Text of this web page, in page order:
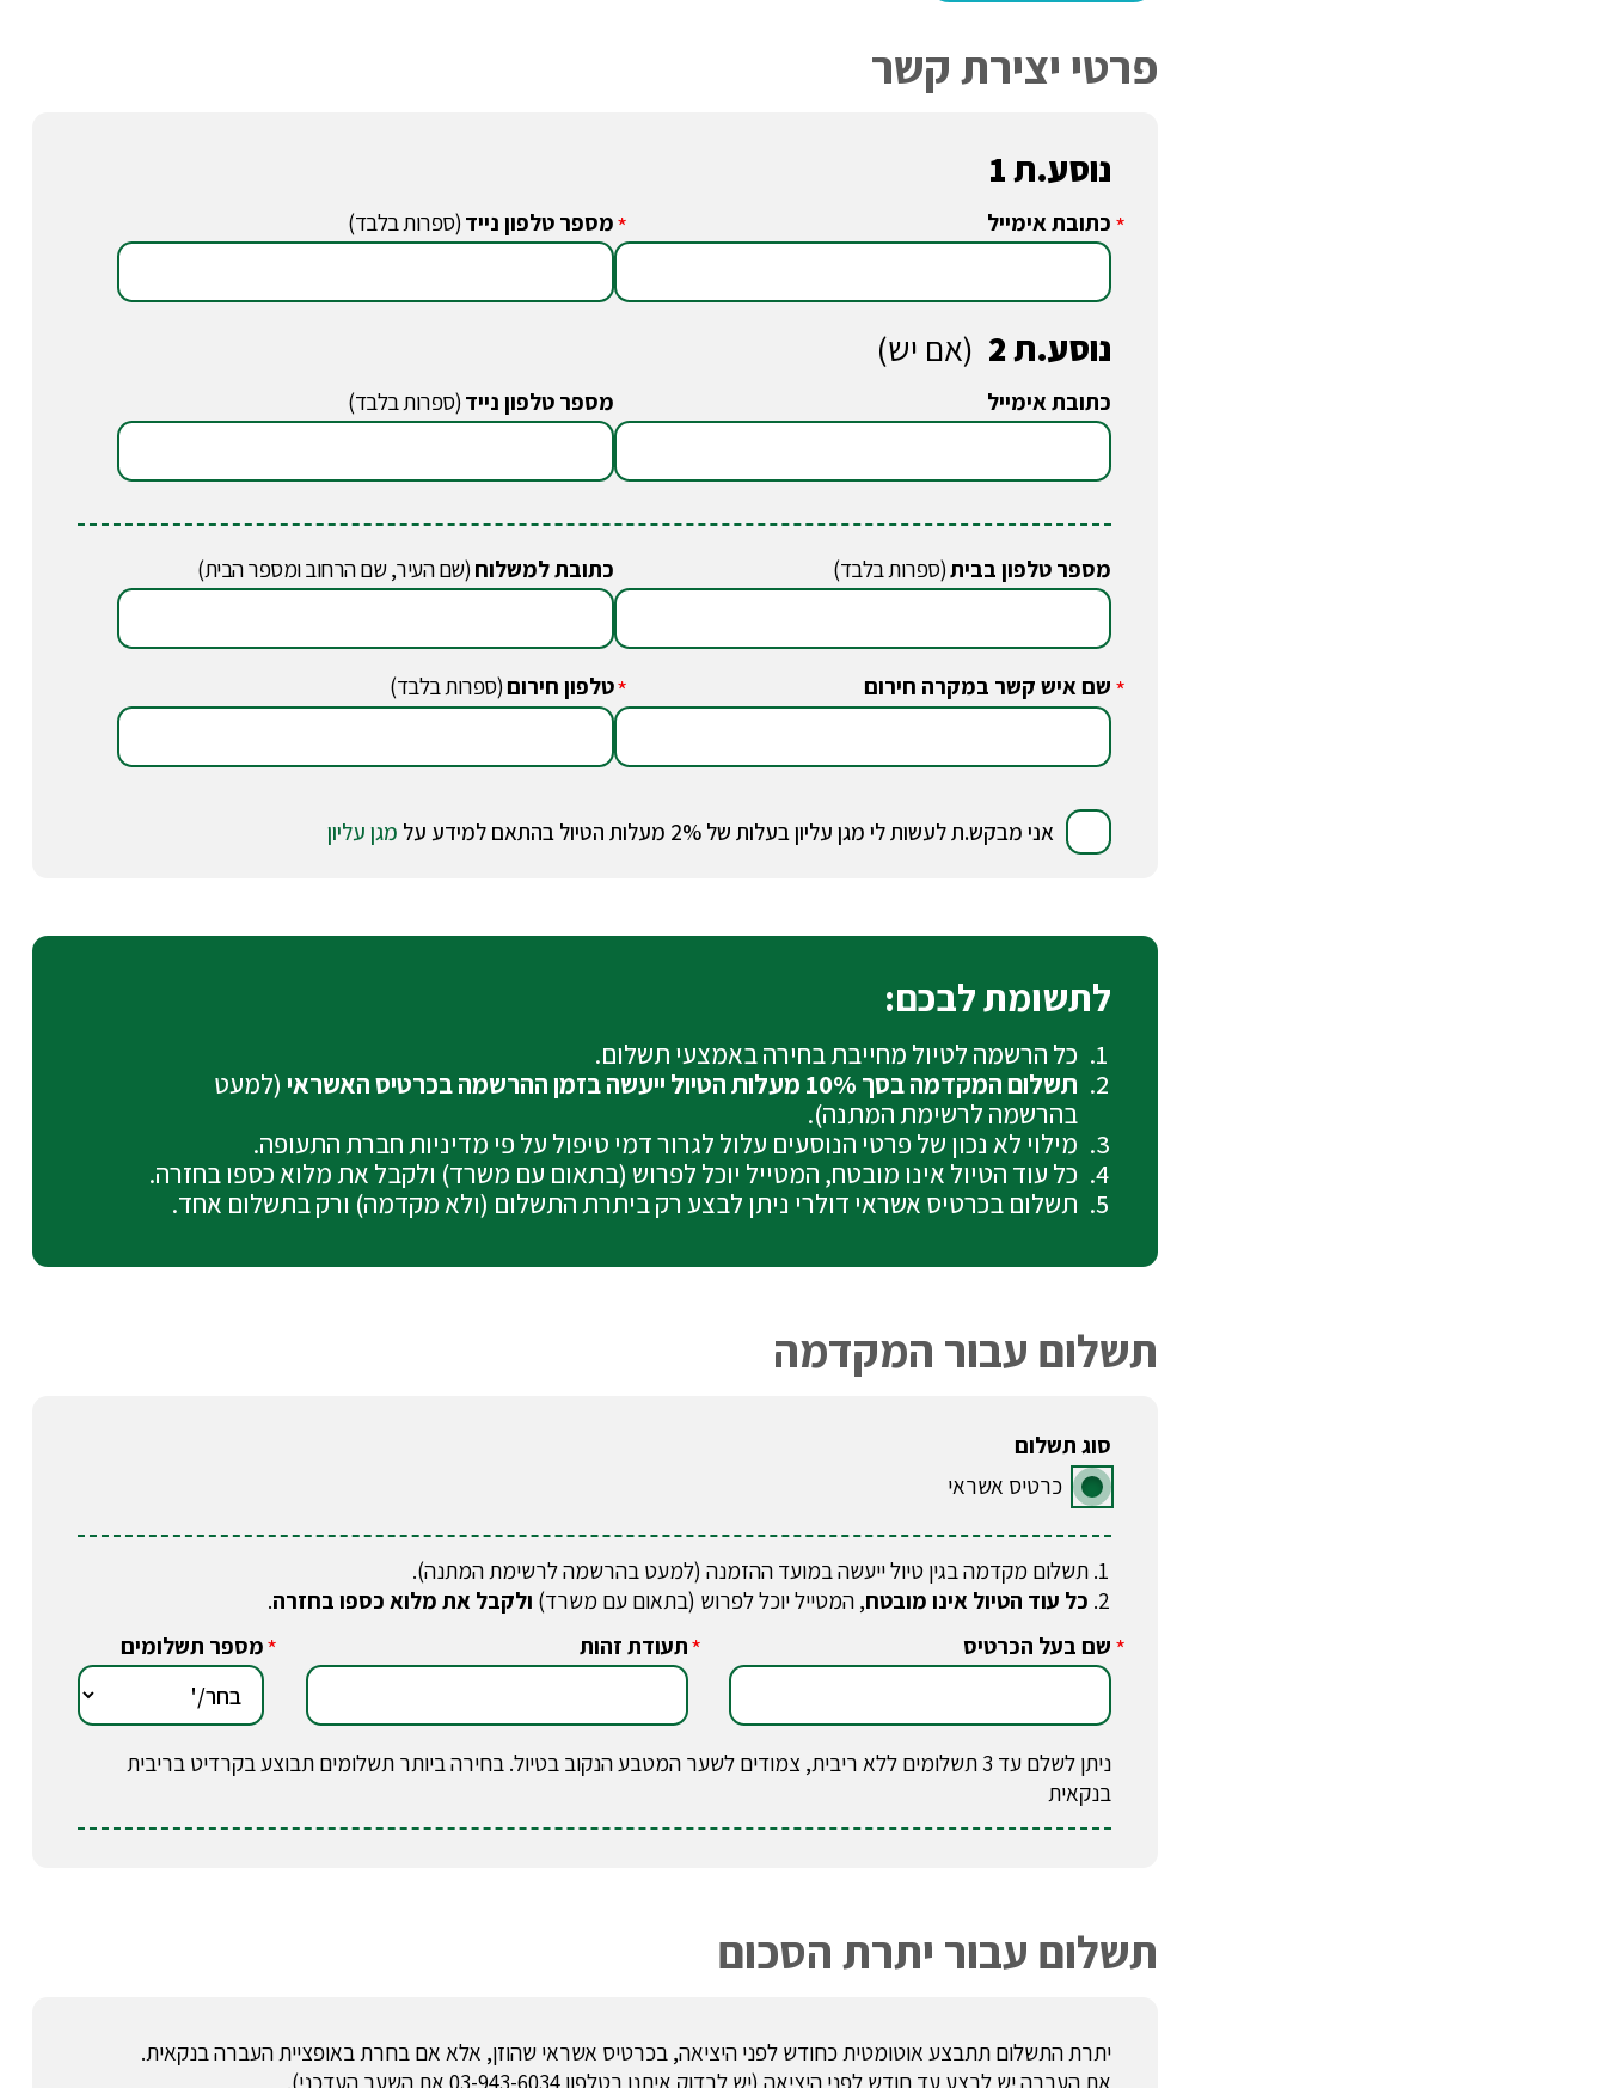
פרטי יצירת קשר
נוסע.ת 1
*כתובת אימייל *מספר טלפון נייד(ספרות בלבד)
נוסע.ת 2 (אם יש)
כתובת אימייל מספר טלפון נייד(ספרות בלבד)
מספר טלפון בבית(ספרות בלבד) כתובת למשלוח(שם העיר, שם הרחוב ומספר הבית)
*שם איש קשר במקרה חירום *טלפון חירום(ספרות בלבד)
אני מבקש.ת לעשות לי מגן עליון בעלות של 2% מעלות הטיול בהתאם למידע על מגן עליון
לתשומת לבכם:
כל הרשמה לטיול מחייבת בחירה באמצעי תשלום.
תשלום המקדמה בסך 10% מעלות הטיול ייעשה בזמן ההרשמה בכרטיס האשראי
(למעט
בהרשמה לרשימת המתנה).
מילוי לא נכון של פרטי הנוסעים עלול לגרור דמי טיפול על פי מדיניות חברת התעופה.
כל עוד הטיול אינו מובטח, המטייל יוכל לפרוש (בתאום עם משרד) ולקבל את מלוא כספו בחזרה.
תשלום בכרטיס אשראי דולרי ניתן לבצע רק ביתרת התשלום (ולא מקדמה) ורק בתשלום אחד.
תשלום עבור המקדמה
סוג תשלום
כרטיס אשראי
תשלום מקדמה בגין טיול ייעשה במועד ההזמנה (למעט בהרשמה לרשימת המתנה).
כל עוד הטיול אינו מובטח, המטייל יוכל לפרוש (בתאום עם משרד) ולקבל את מלוא כספו בחזרה.
*שם בעל הכרטיס *תעודת זהות *מספר תשלומים
ניתן לשלם עד 3 תשלומים ללא ריבית, צמודים לשער המטבע הנקוב בטיול. בחירה ביותר תשלומים תבוצע בקרדיט בריבית
בנקאית
תשלום עבור יתרת הסכום
יתרת התשלום תתבצע אוטומטית כחודש לפני היציאה, בכרטיס אשראי שהוזן, אלא אם בחרת באופציית העברה בנקאית.
את העברה יש לבצע עד חודש לפני היציאה (יש לבדוק איתנו בטלפון 03-943-6034 את השער העדכני).